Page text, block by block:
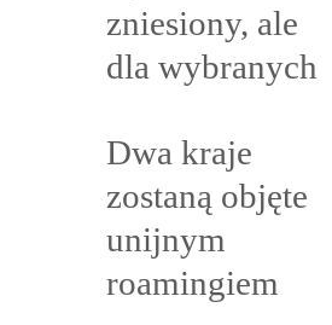
zniesiony, ale
dla wybranych
Dwa kraje
zostaną objęte
unijnym
roamingiem